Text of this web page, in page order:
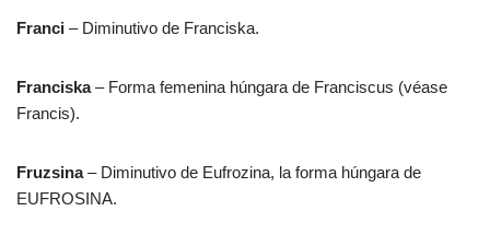
Franci – Diminutivo de Franciska.
Franciska– Forma femenina húngara de Franciscus (véase
Francis).
Fruzsina– Diminutivo de Eufrozina, la forma húngara de
EUFROSINA.